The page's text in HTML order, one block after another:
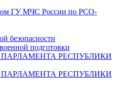
ГУ МЧС России по РСО-
безопасности
подготовки
РЕСПУБЛИКИ
РЕСПУБЛИКИ